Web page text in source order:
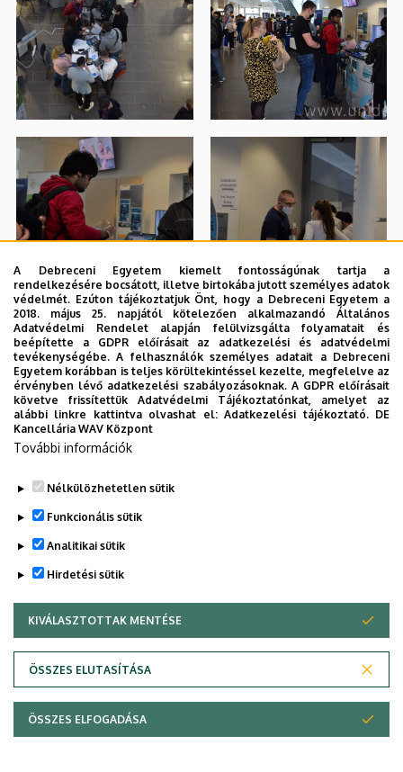
A Debreceni Egyetem kiemelt fontosságúnak tartja a
rendelkezésére bocsátott, illetve birtokába jutott személyes adatok
védelmét. Ezúton tájékoztatjuk Önt, hogy a Debreceni Egyetem a
2018. május 25. napjától kötelezően alkalmazandó Általános
Adatvédelmi Rendelet alapján felülvizsgálta folyamatait és
beépítette a GDPR előírásait az adatkezelési és adatvédelmi
tevékenységébe. A felhasználók személyes adatait a Debreceni
Egyetem korábban is teljes körültekintéssel kezelte, megfelelve az
érvényben lévő adatkezelési szabályozásoknak. A GDPR előírásait
követve frissítettük Adatvédelmi Tájékoztatónkat, amelyet az
alábbi linkre kattintva olvashat el:Adatkezelési tájékoztató. DE
Kancellária WAV Központ
További információk
Nélkülözhetetlen sütik
Funkcionális sütik
Analitikai sütik
Hirdetési sütik
KIVÁLASZTOTTAK MENTÉSE
ÖSSZES ELUTASÍTÁSA
WITHDRAW CONSENT
ÖSSZES ELFOGADÁSA